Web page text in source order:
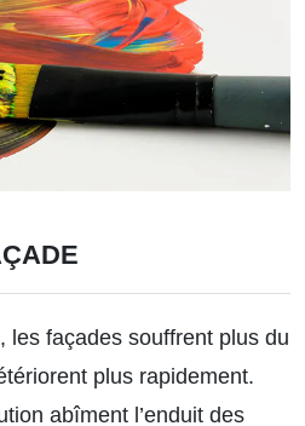
les façades souffrent plus du
plus rapidement.
abîment l’enduit des